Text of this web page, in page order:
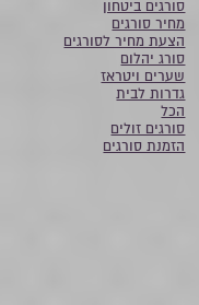
סורגים ביטחון
מחיר סורגים
הצעת מחיר לסורגים
סורג יהלום
שערים ויטראז
גדרות לבית
הכל
סורגים זולים
הזמנת סורגים